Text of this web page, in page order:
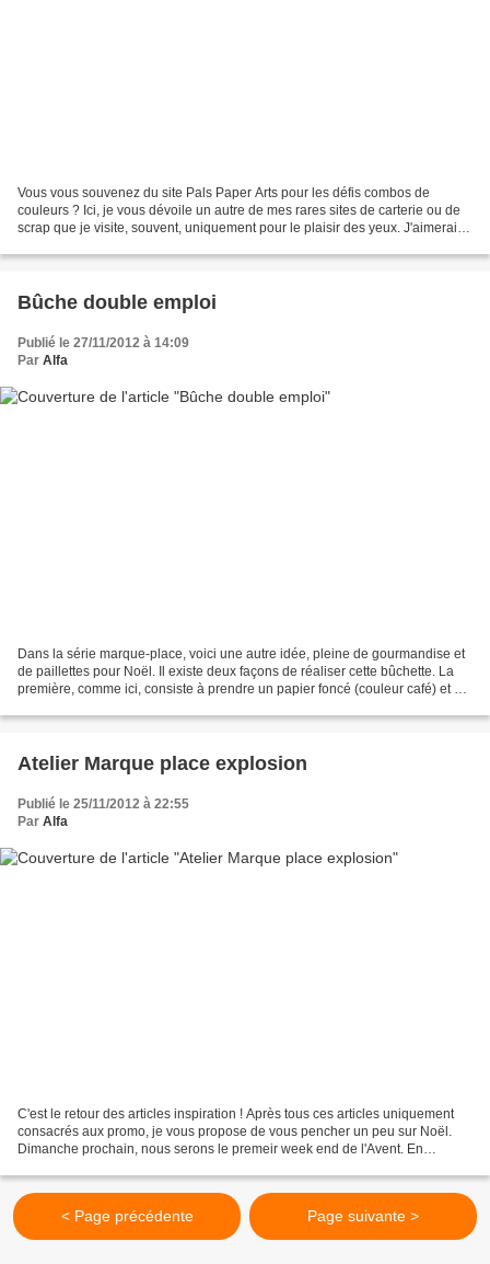
Vous vous souvenez du site Pals Paper Arts pour les défis combos de
couleurs ? Ici, je vous dévoile un autre de mes rares sites de carterie ou de
scrap que je visite, souvent, uniquement pour le plaisir des yeux. J'aimerai
Bûche double emploi
Publié le 27/11/2012 à 14:09
Par Alfa
Dans la série marque-place, voici une autre idée, pleine de gourmandise et
de paillettes pour Noël. Il existe deux façons de réaliser cette bûchette. La
première, comme ici, consiste à prendre un papier foncé (couleur café) et à
Atelier Marque place explosion
Publié le 25/11/2012 à 22:55
Par Alfa
C'est le retour des articles inspiration ! Après tous ces articles uniquement
consacrés aux promo, je vous propose de vous pencher un peu sur Noël.
Dimanche prochain, nous serons le premeir week end de l'Avent. En
< Page précédente Page suivante >